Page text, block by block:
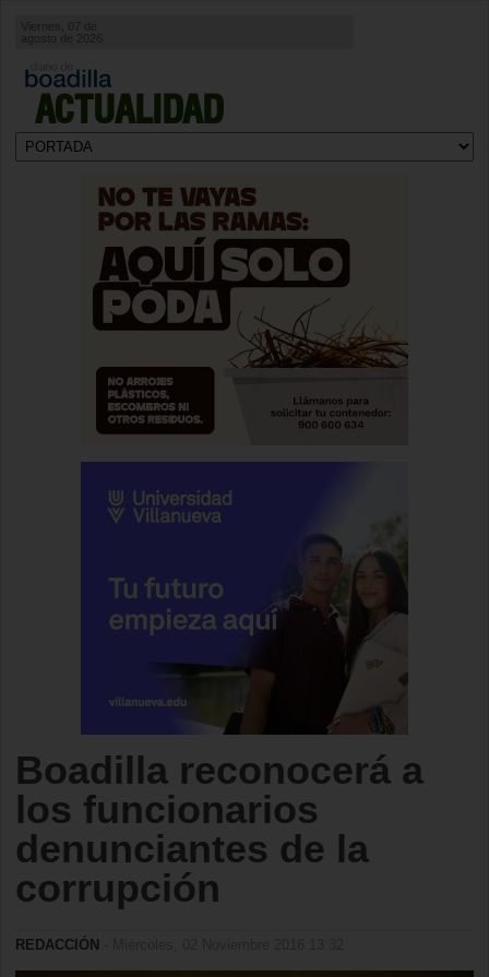
ACTUALIDAD
agosto de 2026
Boadilla reconocerá a
los funcionarios
denunciantes de la
corrupción
REDACCIÓN